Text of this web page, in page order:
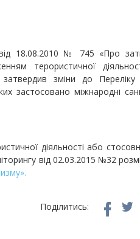
від 18.08.2010 № 745 «Про
терористичної
зміни до Переліку
застосовано міжнародні
діяльності або
від 02.03.2015 №32
Поділитись: